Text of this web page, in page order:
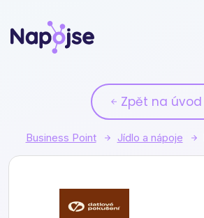
Zpět na úvod
Business Point Jídlo a nápoje